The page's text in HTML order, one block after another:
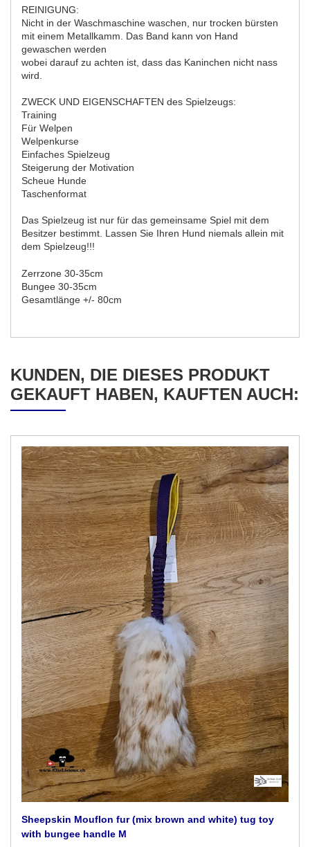
REINIGUNG:
Nicht in der Waschmaschine waschen, nur trocken bürsten
mit einem Metallkamm. Das Band kann von Hand
gewaschen werden
wobei darauf zu achten ist, dass das Kaninchen nicht nass
wird.
ZWECK UND EIGENSCHAFTEN des Spielzeugs:
Training
Für Welpen
Welpenkurse
Einfaches Spielzeug
Steigerung der Motivation
Scheue Hunde
Taschenformat
Das Spielzeug ist nur für das gemeinsame Spiel mit dem
Besitzer bestimmt. Lassen Sie Ihren Hund niemals allein mit
dem Spielzeug!!!
Zerrzone 30-35cm
Bungee 30-35cm
Gesamtlänge +/- 80cm
KUNDEN, DIE DIESES PRODUKT
GEKAUFT HABEN, KAUFTEN AUCH:
Sheepskin Mouflon fur (mix brown and white) tug toy
with bungee handle M